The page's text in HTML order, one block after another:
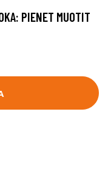
PIENET MUOTIT